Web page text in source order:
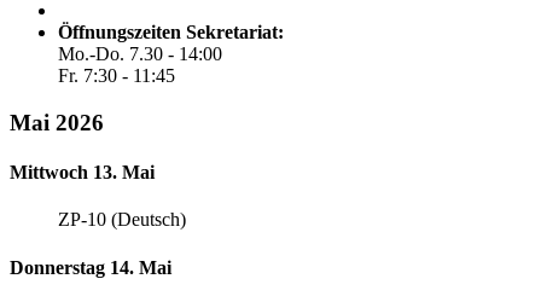
Öffnungszeiten Sekretariat:
Mo.-Do. 7.30 - 14:00
Fr. 7:30 - 11:45
Mai 2026
Mittwoch 13. Mai
ZP-10 (Deutsch)
Donnerstag 14. Mai